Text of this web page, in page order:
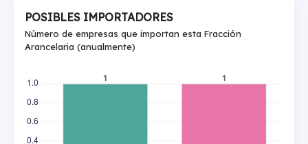
POSIBLES IMPORTADORES
Número de empresas que importan esta Fracción
Arancelaria (anualmente)